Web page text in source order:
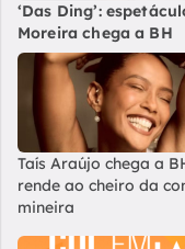
‘Das Ding’:
Moreira chega a BH
Taís Araújo chega a
rende ao cheiro da
mineira